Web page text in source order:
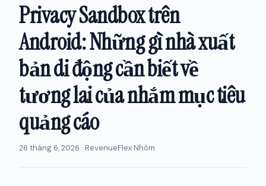
Privacy Sandbox trên
Android: Những gì nhà xuất
bản di động cần biết về
tương lai của nhắm mục tiêu
quảng cáo
26 tháng 6, 2026 · RevenueFlex Nhóm